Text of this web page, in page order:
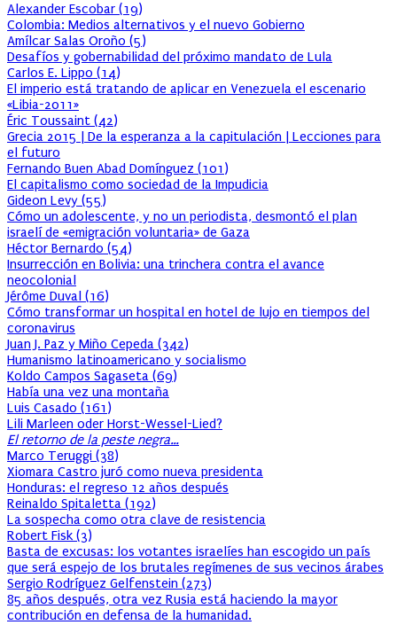
Alexander Escobar (19)
Colombia: Medios alternativos y el nuevo Gobierno
Amílcar Salas Oroño (5)
Desafíos y gobernabilidad del próximo mandato de Lula
Carlos E. Lippo (14)
El imperio está tratando de aplicar en Venezuela el escenario
«Libia-2011»
Éric Toussaint (42)
Grecia 2015 | De la esperanza a la capitulación | Lecciones para
el futuro
Fernando Buen Abad Domínguez (101)
El capitalismo como sociedad de la Impudicia
Gideon Levy (55)
Cómo un adolescente, y no un periodista, desmontó el plan
israelí de «emigración voluntaria» de Gaza
Héctor Bernardo (54)
Insurrección en Bolivia: una trinchera contra el avance
neocolonial
Jérôme Duval (16)
Cómo transformar un hospital en hotel de lujo en tiempos del
coronavirus
Juan J. Paz y Miño Cepeda (342)
Humanismo latinoamericano y socialismo
Koldo Campos Sagaseta (69)
Había una vez una montaña
Luis Casado (161)
Lili Marleen oder Horst-Wessel-Lied?
El retorno de la peste negra…
Marco Teruggi (38)
Xiomara Castro juró como nueva presidenta
Honduras: el regreso 12 años después
Reinaldo Spitaletta (192)
La sospecha como otra clave de resistencia
Robert Fisk (3)
Basta de excusas: los votantes israelíes han escogido un país
que será espejo de los brutales regímenes de sus vecinos árabes
Sergio Rodríguez Gelfenstein (273)
85 años después, otra vez Rusia está haciendo la mayor
contribución en defensa de la humanidad.